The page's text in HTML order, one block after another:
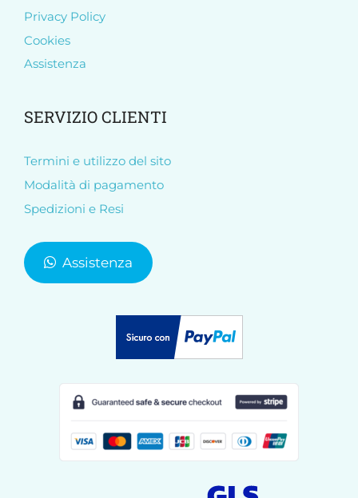
Privacy Policy
Cookies
Assistenza
SERVIZIO CLIENTI
Termini e utilizzo del sito
Modalità di pagamento
Spedizioni e Resi
Assistenza